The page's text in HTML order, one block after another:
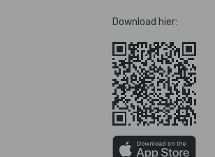
Download hier: